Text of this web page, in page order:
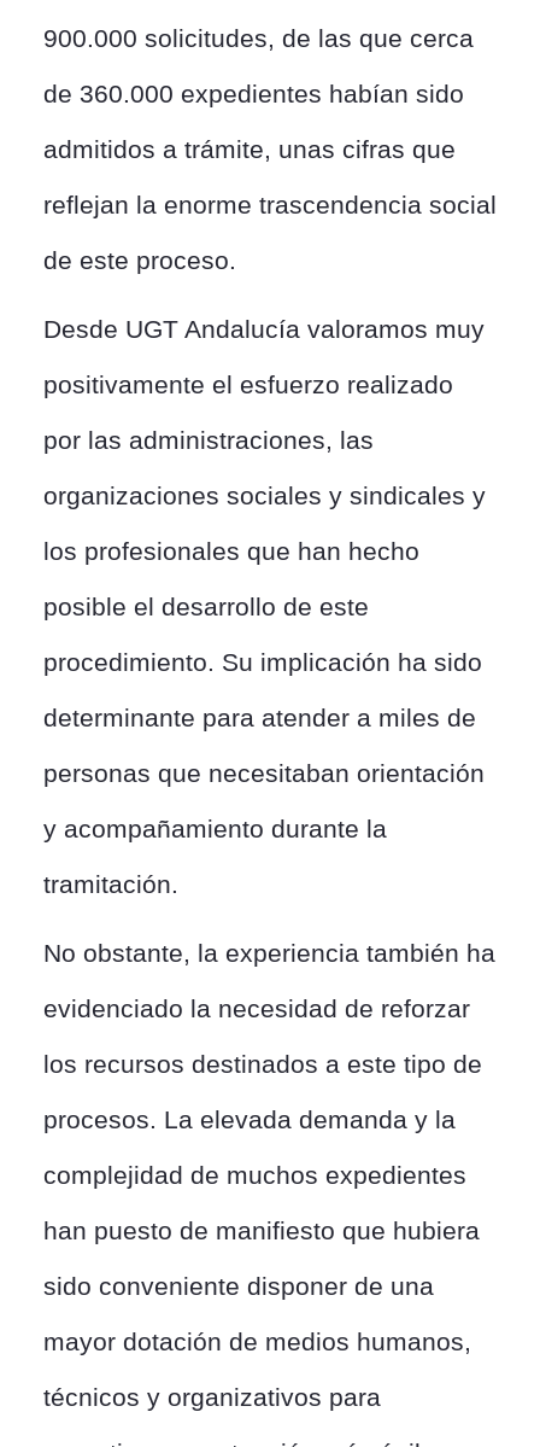
900.000 solicitudes, de las que cerca
de 360.000 expedientes habían sido
admitidos a trámite, unas cifras que
reflejan la enorme trascendencia social
de este proceso.
Desde UGT Andalucía valoramos muy
positivamente el esfuerzo realizado
por las administraciones, las
organizaciones sociales y sindicales y
los profesionales que han hecho
posible el desarrollo de este
procedimiento. Su implicación ha sido
determinante para atender a miles de
personas que necesitaban orientación
y acompañamiento durante la
tramitación.
No obstante, la experiencia también ha
evidenciado la necesidad de reforzar
los recursos destinados a este tipo de
procesos. La elevada demanda y la
complejidad de muchos expedientes
han puesto de manifiesto que hubiera
sido conveniente disponer de una
mayor dotación de medios humanos,
técnicos y organizativos para